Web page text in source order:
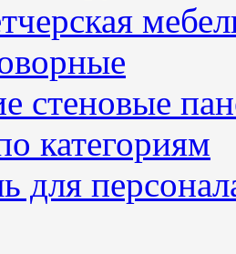
стеновые
категориям
для